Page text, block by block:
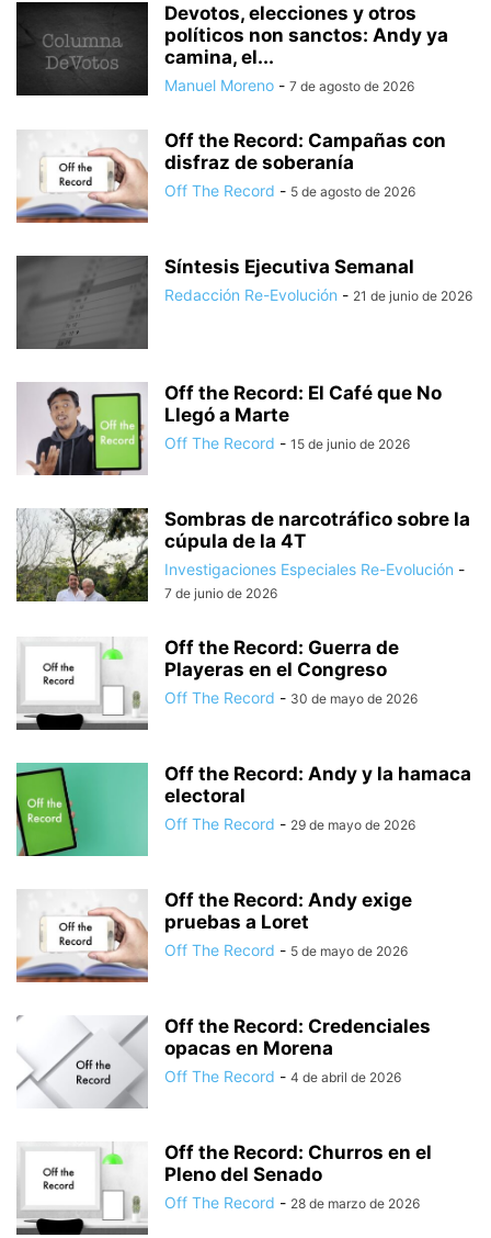
Devotos, elecciones y otros
políticos non sanctos: Andy ya
camina, el...
Manuel Moreno - 7 de agosto de 2026
Off the Record: Campañas con
disfraz de soberanía
Off The Record - 5 de agosto de 2026
Síntesis Ejecutiva Semanal
Redacción Re-Evolución - 21 de junio de 2026
Off the Record: El Café que No
Llegó a Marte
Off The Record - 15 de junio de 2026
Sombras de narcotráfico sobre la
cúpula de la 4T
Investigaciones Especiales Re-Evolución -
7 de junio de 2026
Off the Record: Guerra de
Playeras en el Congreso
Off The Record - 30 de mayo de 2026
Off the Record: Andy y la hamaca
electoral
Off The Record - 29 de mayo de 2026
Off the Record: Andy exige
pruebas a Loret
Off The Record - 5 de mayo de 2026
Off the Record: Credenciales
opacas en Morena
Off The Record - 4 de abril de 2026
Off the Record: Churros en el
Pleno del Senado
Off The Record - 28 de marzo de 2026